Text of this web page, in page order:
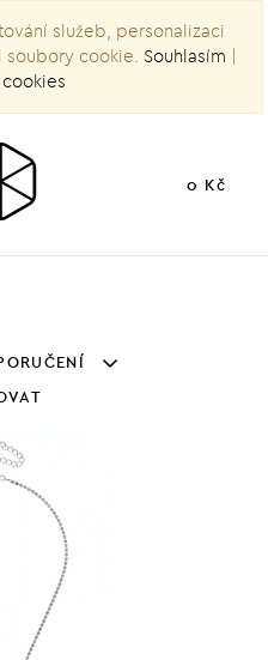
služeb, personalizaci
soubory cookie. Souhlasím |
0 Kč